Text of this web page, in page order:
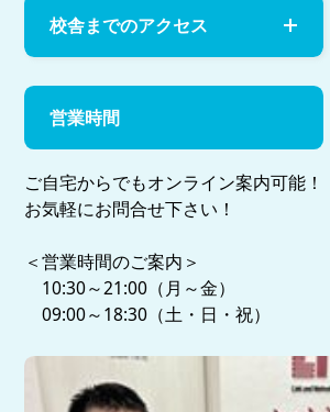
校舎までのアクセス
営業時間
ご自宅からでもオンライン案内可能！
お気軽にお問合せ下さい！
＜営業時間のご案内＞
10:30～21:00（月～金）
09:00～18:30（土・日・祝）